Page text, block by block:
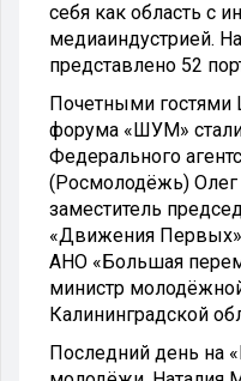
себя как область с
медиаиндустрией.
представлено 52
Почетными
форума «ШУМ»
Федерального
(Росмолодёжь)
заместитель
«Движения
АНО «Большая
министр
Калининградской
Последний день на